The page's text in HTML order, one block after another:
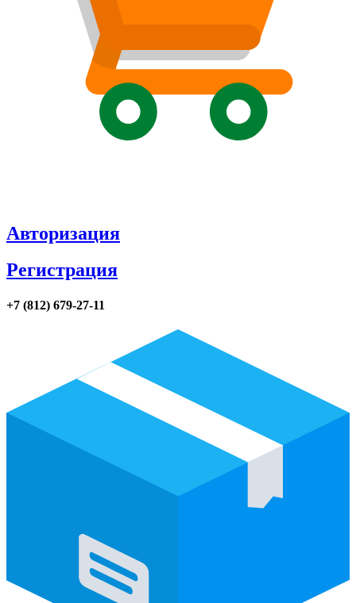
Авторизация
Регистрация
+7 (812) 679-27-11